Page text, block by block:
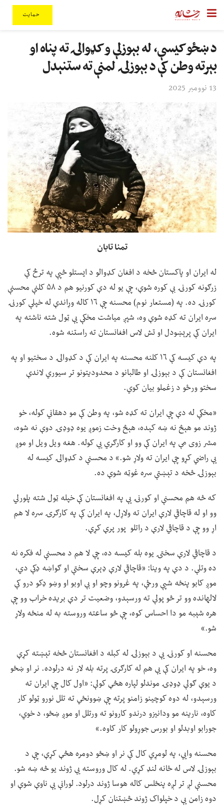
حمایت
د ښځو کیسې، له بېوزلې و کډوالۍ ته پناه او
بېرته وطن کې د بېوزلۍ لمنې ته ستنېدل
13 نوومبر 2025
تمنا تابان
له ایران او پاکستان څخه د افغان کډوالو د ایستلو څپې په ترڅ کې
زرګونه کورنۍ بې کوره شوې، چې یو له دې کورنیو هم د ۵۸ کلنې محسنې
کورنۍ ده. په (مستعار نوم) محسنه چې ۱۶ کاله وړاندې له خپلې کورنۍ
سره ایران ته کډه شوې وه، شپږ میاشت مخکې یې ټول شته ناشته په
ایران کې پرېښودل او تش لاس افغانستان ته راستنه شوه.
په دې کیسه کې ۱۶ کلنه محسنه په ایران کې د کډوالۍ د سختیو او په
افغانستان کې د بېوزلۍ او طالبانو د محدودیتونو تر سیوري لاندې
سختو ورځو د زغملو بیان کوي.
«مخکې له دې چې ایران ته کډه شو، په وطن کې مو دهقاني کوله، خو
ژوند مو هېڅ نه ښه کېده، هېڅ وخت زموږ یوه ډوډۍ دوې نه شوه،
مشر زوی مې په ایران کې وو او کارګري یې کوله. هغه ویل ویل او موږ
یې راضي کړو چې ایران ته ولاړ شو.» د محسنې د کډوالۍ کیسه له
بېوزلۍ څخه د تېښتې سره غوټه شوې ده.
که څه هم محسنې او کورنۍ یې په افغانستان کې خپله ټول شته پلورلي
وو او له قاچاقي لارې ایران ته ولاړل، په ایران کې په کارګرۍ سره لا هم
اړ وو چې د قاچاقي لارې د راتلو پور پرې کړې.
د قاچاقي لارې سختۍ یوه بله کیسه ده، چې لا هم د محسنې له فکره نه
ده وتلې. د دې په وینا: «قاچاقي لارې ډېرې سختې او ګواښه ډکې دي،
موږ کابو پنځه شپې ورځې، په غرونو وچو او بې اوبو او وښو ډکو درو کې
لالهانده وو تر څو پولې ته ورسېدو، وضعیت تر دې بریده خراب وو چې
هره شېبه مو دا احساس کوه، چې څو ساعته وروسته به له منځه ولاړ
شو.»
محسنه او کورنۍ یې د بېوزلۍ له کبله د افغانستان څخه تېښته کړې
وه، خو په ایران کې یې هم له کارګرۍ پرته بله لار نه درلوده. نر او ښځو
د یوې ګولې ډوډۍ موندلو لپاره هڅې کولې: «اول کال چې ایران ته
ورسېدو، له دوه کوچینو زامنو پرته چې ښوونځي ته تلل نورو ټولو کار
کاوه، نارینه مو ودانیزو درندو کارونو ته ورتلل او موږ ښځو، د خوي،
جورابو اوبدلو او بورس جوړولو کار کاوه.»
محسنه وايي، په لومړي کال کې نر او ښځو دومره هڅې کړې، چې د
بېوزلۍ لاس له ځانه لنډ کړي. له کال وروسته یې ژوند یو څه ښه شو.
محسنې لږ تر لږه پنځلس کاله هوسا ژوند درلود. لورانې یې ناوې شوې او
دوه زامن یې د خپلواک ژوند څښتنان کړل.